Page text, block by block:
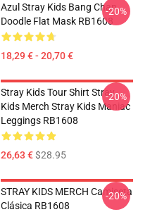
Azul Stray Kids Bang Chan
Doodle Flat Mask RB1608
18,29 € - 20,70 €
-20%
Stray Kids Tour Shirt Stray
Kids Merch Stray Kids Maniac
Leggings RB1608
26,63 €$28.95
-20%
STRAY KIDS MERCH Camiseta
Clásica RB1608
-20%